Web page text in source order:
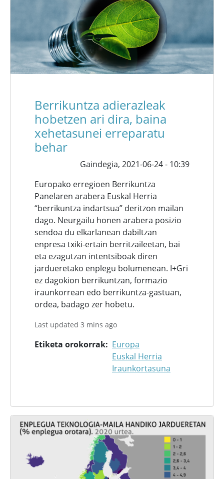
Berrikuntza adierazleak
hobetzen ari dira, baina
xehetasunei erreparatu
behar
Gaindegia, 2021-06-24 - 10:39
Europako erregioen Berrikuntza
Panelaren arabera Euskal Herria
“berrikuntza indartsua” deritzon mailan
dago. Neurgailu honen arabera posizio
sendoa du elkarlanean dabiltzan
enpresa txiki-ertain berritzaileetan, bai
eta ezagutzan intentsiboak diren
jardueretako enplegu bolumenean. I+Gri
ez dagokion berrikuntzan, formazio
iraunkorrean edo berrikuntza-gastuan,
ordea, badago zer hobetu.
Last updated 3 mins ago
Etiketa orokorrak
Europa
Euskal Herria
Iraunkortasuna